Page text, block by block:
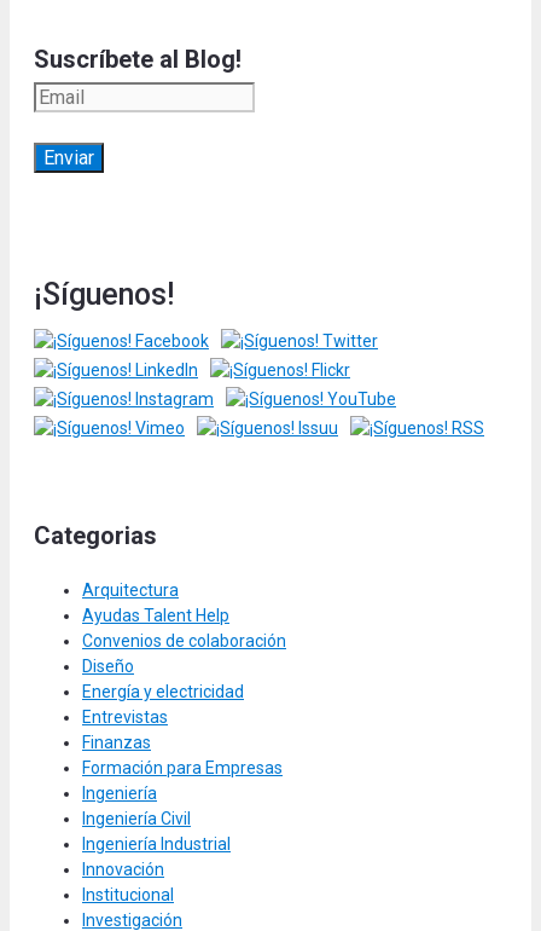
Suscríbete al Blog!
¡Síguenos!
Categorias
Arquitectura
Ayudas Talent Help
Convenios de colaboración
Diseño
Energía y electricidad
Entrevistas
Finanzas
Formación para Empresas
Ingeniería
Ingeniería Civil
Ingeniería Industrial
Innovación
Institucional
Investigación